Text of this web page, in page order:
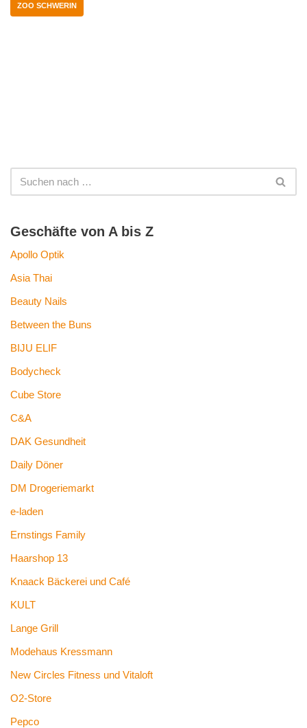
ZOO SCHWERIN
Geschäfte von A bis Z
Apollo Optik
Asia Thai
Beauty Nails
Between the Buns
BIJU ELIF
Bodycheck
Cube Store
C&A
DAK Gesundheit
Daily Döner
DM Drogeriemarkt
e-laden
Ernstings Family
Haarshop 13
Knaack Bäckerei und Café
KULT
Lange Grill
Modehaus Kressmann
New Circles Fitness und Vitaloft
O2-Store
Pepco